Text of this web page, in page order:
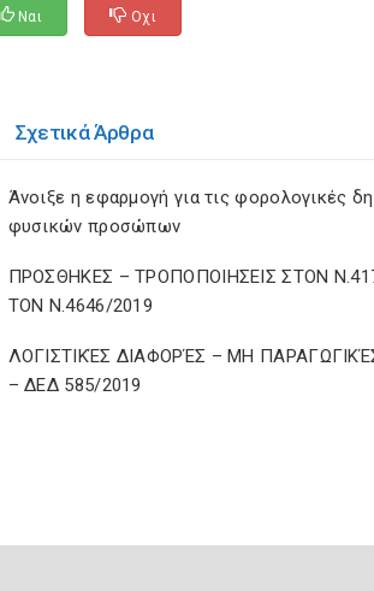
Ναι Οχι
Σχετικά Άρθρα
Άνοιξε η εφαρμογή για τις φορολογικές
φυσικών προσώπων
ΠΡΟΣΘΗΚΕΣ – ΤΡΟΠΟΠΟΙΗΣΕΙΣ ΣΤΟΝ
ΤΟΝ Ν.4646/2019
ΛΟΓΙΣΤΙΚΈΣ ΔΙΑΦΟΡΈΣ – ΜΗ
– ΔΕΔ 585/2019